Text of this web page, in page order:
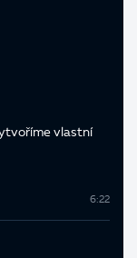
vlastní
6:22